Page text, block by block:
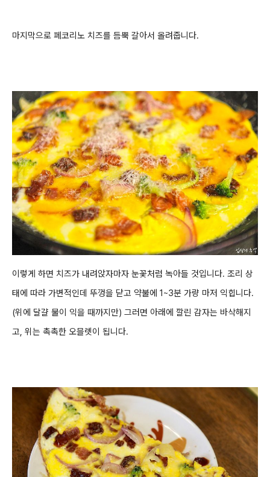
마지막으로 페코리노 치즈를 듬뿍 갈아서 올려줍니다.
이렇게 하면 치즈가 내려앉자마자 눈꽃처럼 녹아들 것입니다. 조리 상
태에 따라 가변적인데 뚜껑을 닫고 약불에 1~3분 가량 마저 익힙니다.
(위에 달걀 물이 익을 때까지만) 그러면 아래에 깔린 감자는 바삭해지
고, 위는 촉촉한 오믈렛이 됩니다.